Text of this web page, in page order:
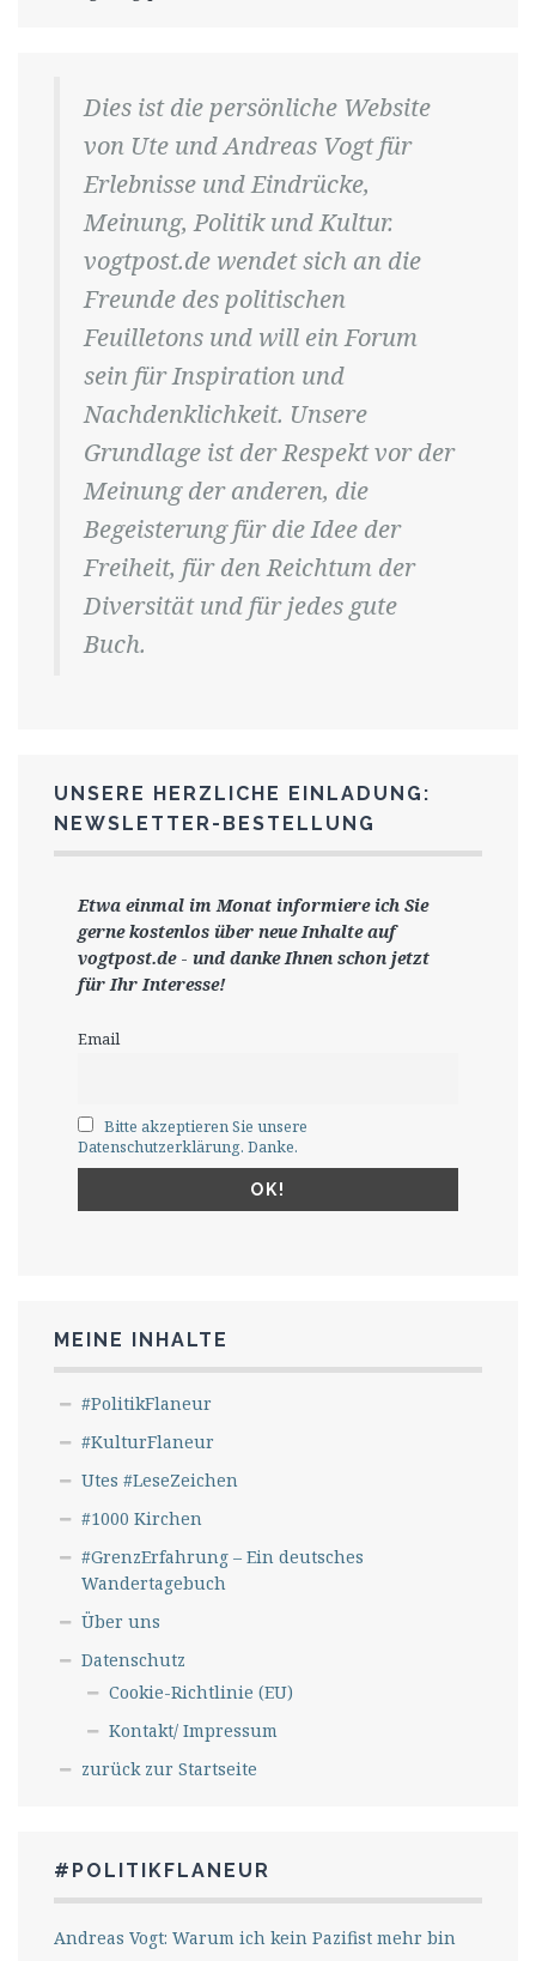
Dies ist die persönliche Website
von Ute und Andreas Vogt für
Erlebnisse und Eindrücke,
Meinung, Politik und Kultur.
vogtpost.de wendet sich an die
Freunde des politischen
Feuilletons und will ein Forum
sein für Inspiration und
Nachdenklichkeit. Unsere
Grundlage ist der Respekt vor der
Meinung der anderen, die
Begeisterung für die Idee der
Freiheit, für den Reichtum der
Diversität und für jedes gute
Buch.
UNSERE HERZLICHE EINLADUNG:
NEWSLETTER-BESTELLUNG
Etwa einmal im Monat informiere ich Sie
gernekostenlos über neue Inhalte auf
vogtpost.de- und danke Ihnen schon jetzt
für Ihr Interesse!
Email
Bitte akzeptieren Sie unsere
Datenschutzerklärung. Danke.
MEINE INHALTE
#PolitikFlaneur
#KulturFlaneur
Utes #LeseZeichen
#1000 Kirchen
#GrenzErfahrung – Ein deutsches
Wandertagebuch
Über uns
Datenschutz
Cookie-Richtlinie (EU)
Kontakt/ Impressum
zurück zur Startseite
#POLITIKFLANEUR
Andreas Vogt: Warum ich kein Pazifist mehr bin